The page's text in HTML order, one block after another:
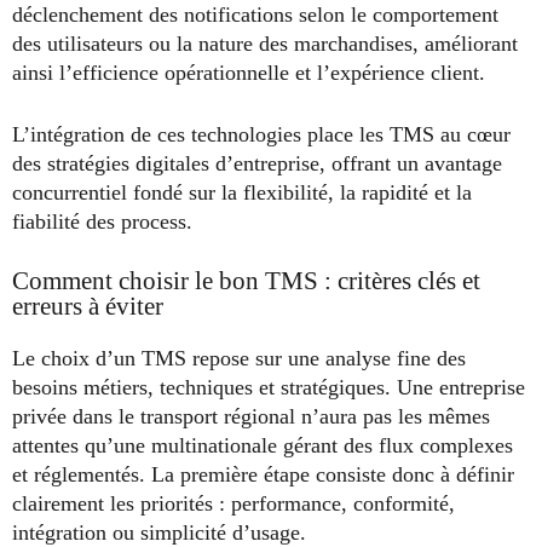
déclenchement des notifications selon le comportement
des utilisateurs ou la nature des marchandises, améliorant
ainsi l’efficience opérationnelle et l’expérience client.
L’intégration de ces technologies place les TMS au cœur
des stratégies digitales d’entreprise, offrant un avantage
concurrentiel fondé sur la flexibilité, la rapidité et la
fiabilité des process.
Comment choisir le bon TMS : critères clés et
erreurs à éviter
Le choix d’un TMS repose sur une analyse fine des
besoins métiers, techniques et stratégiques. Une entreprise
privée dans le transport régional n’aura pas les mêmes
attentes qu’une multinationale gérant des flux complexes
et réglementés. La première étape consiste donc à définir
clairement les priorités : performance, conformité,
intégration ou simplicité d’usage.